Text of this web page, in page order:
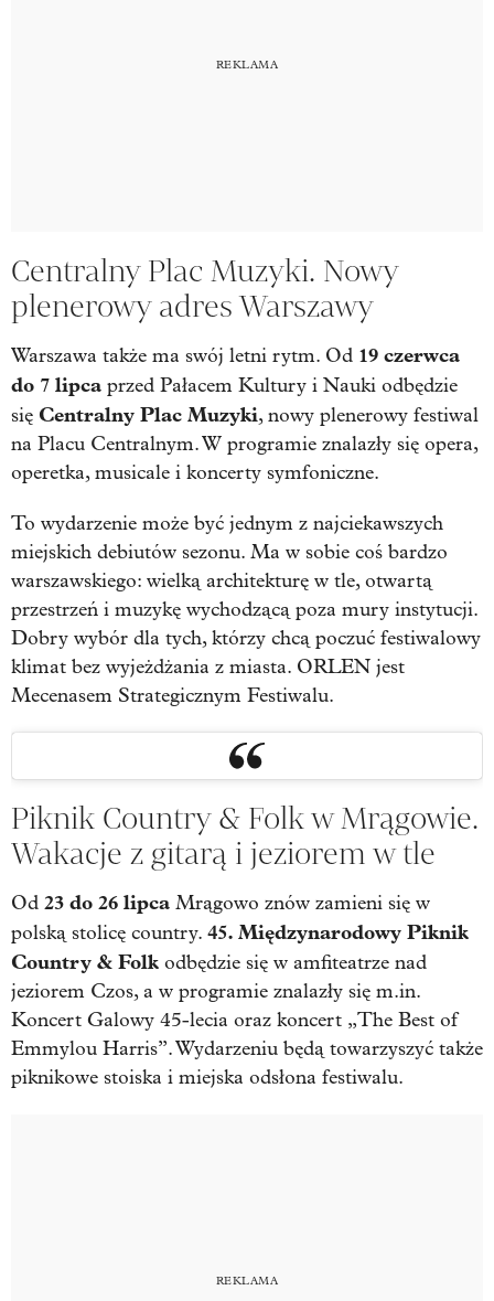
Centralny Plac Muzyki. Nowy
plenerowy adres Warszawy
Warszawa także ma swój letni rytm. Od 19 czerwca
do 7 lipca przed Pałacem Kultury i Nauki odbędzie
się Centralny Plac Muzyki, nowy plenerowy festiwal
na Placu Centralnym. W programie znalazły się opera,
operetka, musicale i koncerty symfoniczne.
To wydarzenie może być jednym z najciekawszych
miejskich debiutów sezonu. Ma w sobie coś bardzo
warszawskiego: wielką architekturę w tle, otwartą
przestrzeń i muzykę wychodzącą poza mury instytucji.
Dobry wybór dla tych, którzy chcą poczuć festiwalowy
klimat bez wyjeżdżania z miasta. ORLEN jest
Mecenasem Strategicznym Festiwalu.
Piknik Country & Folk w Mrągowie.
Wakacje z gitarą i jeziorem w tle
Od 23 do 26 lipca Mrągowo znów zamieni się w
polską stolicę country. 45. Międzynarodowy Piknik
Country & Folk odbędzie się w amfiteatrze nad
jeziorem Czos, a w programie znalazły się m.in.
Koncert Galowy 45-lecia oraz koncert „The Best of
Emmylou Harris”. Wydarzeniu będą towarzyszyć także
piknikowe stoiska i miejska odsłona festiwalu.